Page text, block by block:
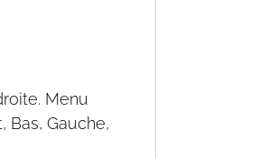
Menu
Bas, Gauche,